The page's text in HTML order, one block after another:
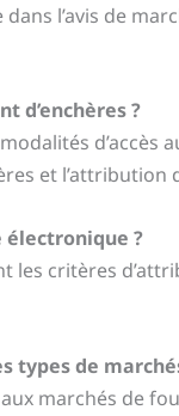
l’avis de
d’enchères ?
d’accès
et l’attribution
électronique ?
les critères
types de
marchés de